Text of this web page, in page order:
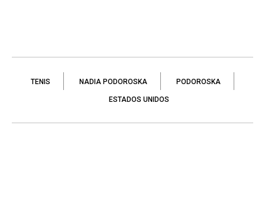
TENIS NADIA PODOROSKA PODOROSKA
ESTADOS UNIDOS